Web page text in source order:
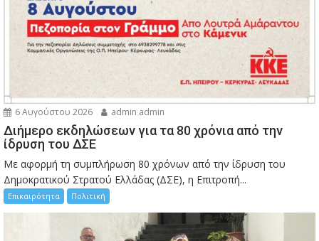
6 Αυγούστου 2026 admin admin
Διήμερο εκδηλώσεων για τα 80 χρόνια από την
ίδρυση του ΔΣΕ
Με αφορμή τη συμπλήρωση 80 χρόνων από την ίδρυση του
Δημοκρατικού Στρατού Ελλάδας (ΔΣΕ), η Επιτροπή...
Επικαιρότητα Πολιτική